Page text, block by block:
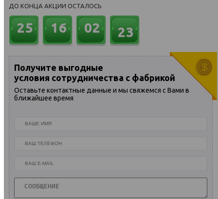
ДО КОНЦА АКЦИИ ОСТАЛОСЬ
25 16 02 21
22
Получите выгодные
условия сотрудничества с фабрикой
Оставьте контактные данные и мы свяжемся с Вами в
ближайшее время